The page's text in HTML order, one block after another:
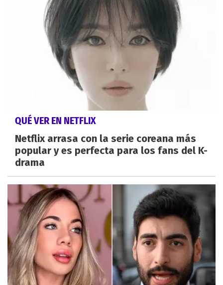
QUÉ VER EN NETFLIX
Netflix arrasa con la serie coreana más
popular y es perfecta para los fans del K-
drama